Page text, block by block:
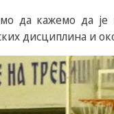
да кажемо да је
дисциплина и